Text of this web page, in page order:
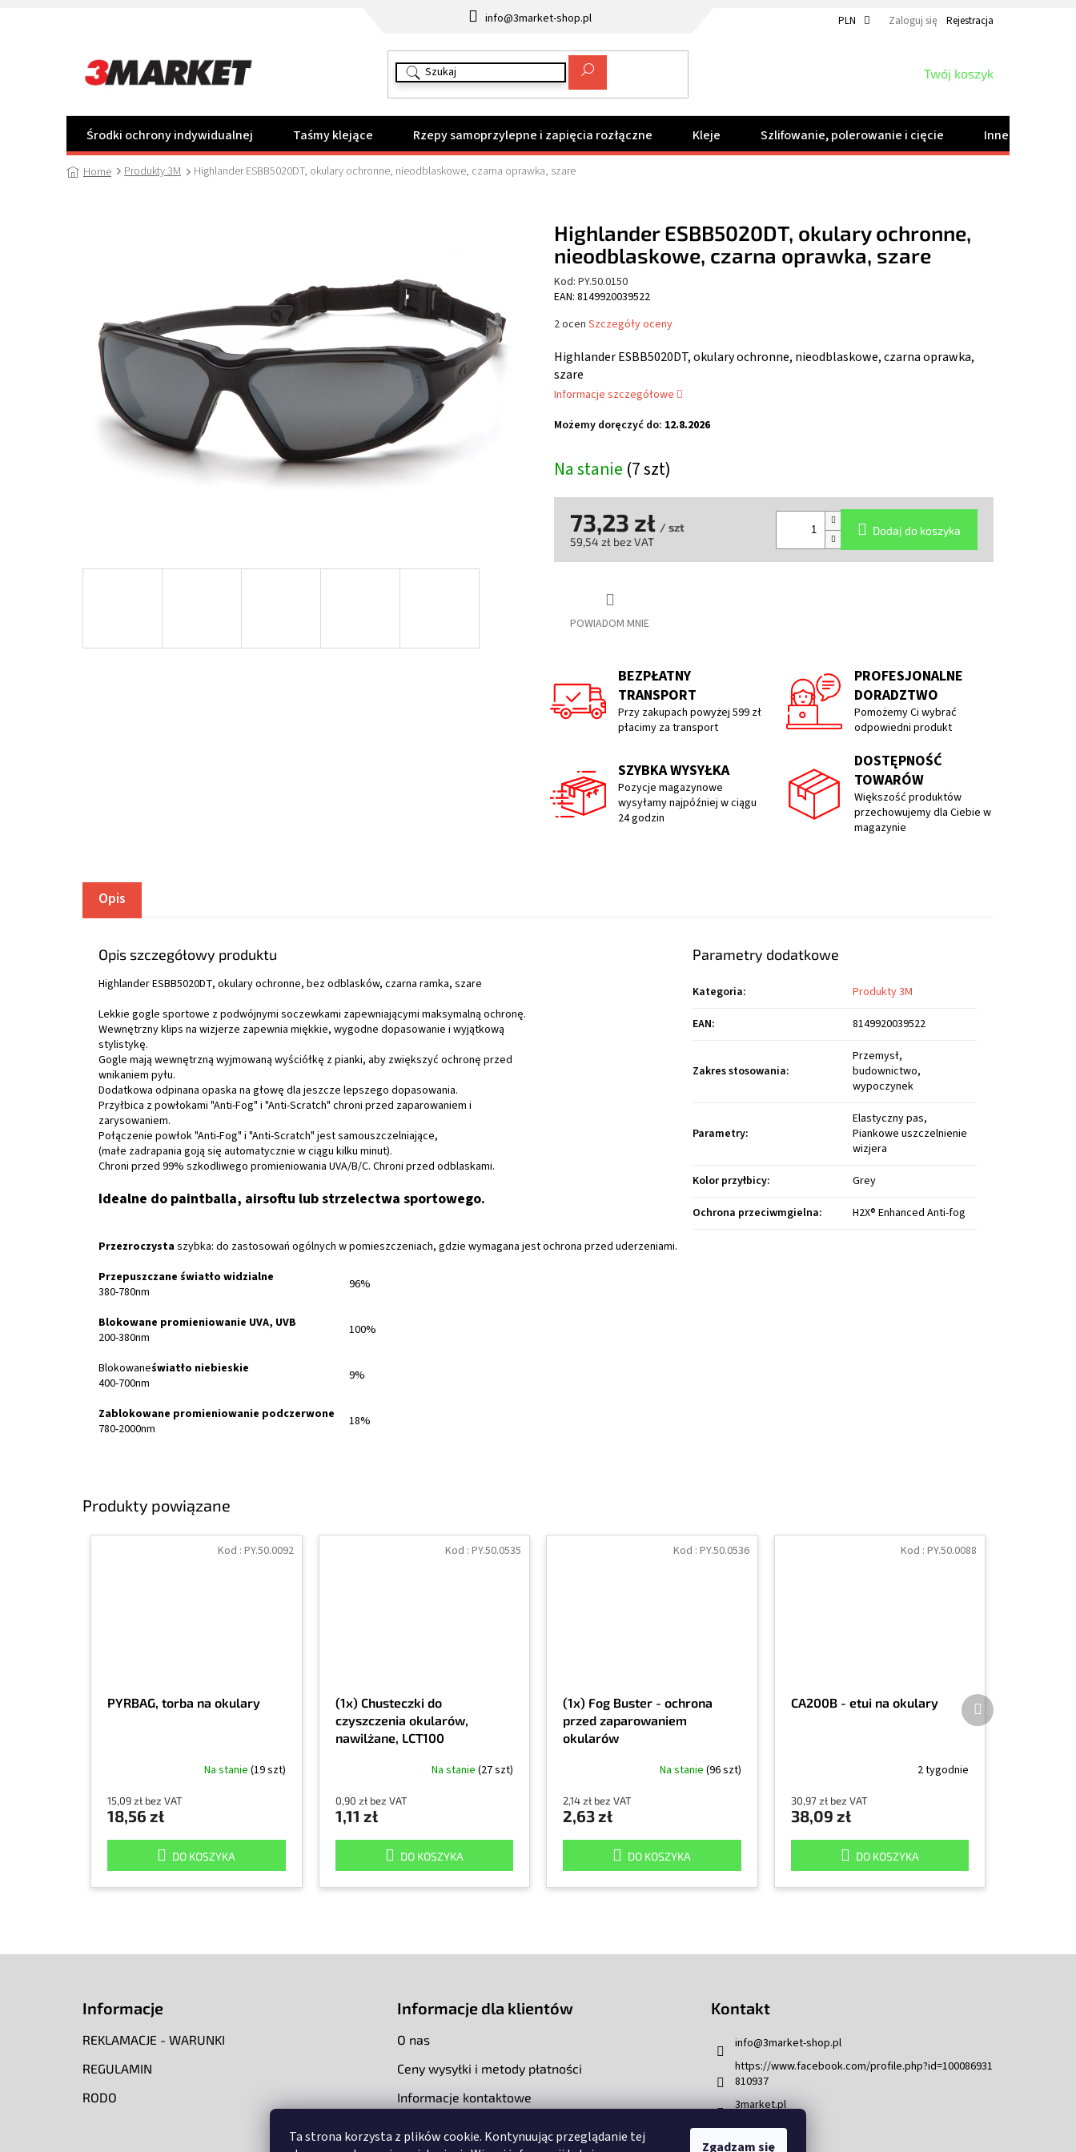
Ta strona korzysta z plików cookie. Kontynuując przeglądanie tej
Zgadzam się
info@3market-shop.pl PLN Zaloguj się Rejestracja
KOSZYK
Twój koszyk
Środki ochrony indywidualnej Taśmy klejące Rzepy samoprzylepne i zapięcia rozłączne Kleje Szlifowanie, polerowanie i cięcie Inne produkty
Home Produkty 3M Highlander ESBB5020DT, okulary ochronne, nieodblaskowe, czarna oprawka, szare
Na stanie (7 szt)
Możemy doręczyć do: 12.8.2026
Highlander ESBB5020DT, okulary ochronne, nieodblaskowe, czarna oprawka,
szare
Informacje szczegółowe
POWIADOM MNIE
73,23 zł / szt
59,54 zł bez VAT
Dodaj do koszyka
Highlander ESBB5020DT, okulary ochronne,
nieodblaskowe, czarna oprawka, szare
Kod: PY.50.0150
EAN: 8149920039522
Średnia
produktu
wynosi
na
gwiazdek.
2 ocen Szczegóły oceny
BEZPŁATNY
TRANSPORT
Przy zakupach powyżej 599 zł
płacimy za transport
PROFESJONALNE
DORADZTWO
Pomożemy Ci wybrać
odpowiedni produkt
SZYBKA WYSYŁKA
Pozycje magazynowe
wysyłamy najpóźniej w ciągu
24 godzin
DOSTĘPNOŚĆ
TOWARÓW
Większość produktów
przechowujemy dla Ciebie w
magazynie
Produkty powiązane
PYRBAG, torba na okulary
Na stanie (19 szt)
15,09 zł bez VAT
18,56 zł
DO KOSZYKA
Kod : PY.50.0092
(1x) Chusteczki do
czyszczenia okularów,
nawilżane, LCT100
Na stanie (27 szt)
0,90 zł bez VAT
1,11 zł
DO KOSZYKA
Kod : PY.50.0535
(1x) Fog Buster - ochrona
przed zaparowaniem
okularów
Na stanie (96 szt)
2,14 zł bez VAT
2,63 zł
DO KOSZYKA
Kod : PY.50.0536
CA200B - etui na okulary
2 tygodnie
30,97 zł bez VAT
38,09 zł
DO KOSZYKA
Kod : PY.50.0088
Produkt
następny
Opis
Opis szczegółowy produktu
Highlander ESBB5020DT, okulary ochronne, bez odblasków, czarna ramka, szare
Lekkie gogle sportowe z podwójnymi soczewkami zapewniającymi maksymalną ochronę.
Wewnętrzny klips na wizjerze zapewnia miękkie, wygodne dopasowanie i wyjątkową
stylistykę.
Gogle mają wewnętrzną wyjmowaną wyściółkę z pianki, aby zwiększyć ochronę przed
wnikaniem pyłu.
Dodatkowa odpinana opaska na głowę dla jeszcze lepszego dopasowania.
Przyłbica z powłokami "Anti-Fog" i "Anti-Scratch" chroni przed zaparowaniem i
zarysowaniem.
Połączenie powłok "Anti-Fog" i "Anti-Scratch" jest samouszczelniające,
(małe zadrapania goją się automatycznie w ciągu kilku minut).
Chroni przed 99% szkodliwego promieniowania UVA/B/C. Chroni przed odblaskami.
Idealne do paintballa, airsoftu lub strzelectwa sportowego.
Przezroczystaszybka: do zastosowań ogólnych w pomieszczeniach, gdzie wymagana jest ochrona przed uderzeniami.
Przepuszczane światło widzialne
380-780nm
96%
Blokowane promieniowanie UVA, UVB
200-380nm
100%
Blokowaneświatło niebieskie
400-700nm
9%
Zablokowane promieniowanie podczerwone
780-2000nm
18%
Parametry dodatkowe
Kategoria:
Produkty 3M
EAN: 8149920039522
Zakres stosowania:
Przemysł,
budownictwo,
wypoczynek
Parametry:
Elastyczny pas,
Piankowe uszczelnienie
wizjera
Kolor przyłbicy:
Grey
Ochrona przeciwmgielna: H2X® Enhanced Anti-fog
Informacje
REKLAMACJE - WARUNKI
REGULAMIN
RODO
Informacje dla klientów
O nas
Ceny wysyłki i metody płatności
Informacje kontaktowe
Kontakt
info@3market-shop.pl
https://www.facebook.com/profile.php?id=100086931
810937
3market.pl